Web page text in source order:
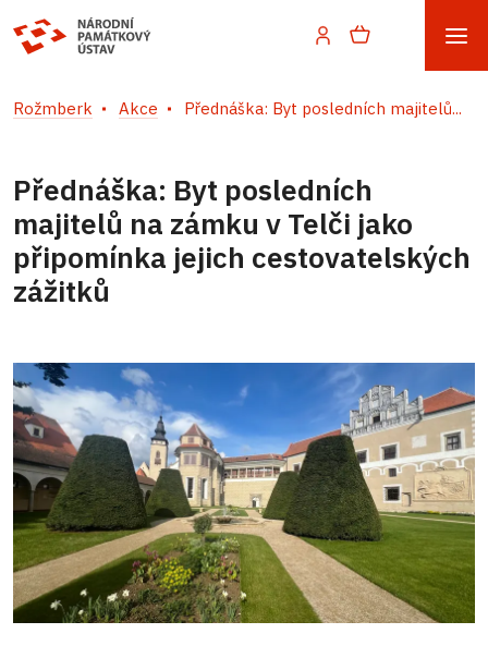
Rožmberk Akce Přednáška: Byt posledních majitelů...
Přednáška: Byt posledních
majitelů na zámku v Telči jako
připomínka jejich cestovatelských
zážitků